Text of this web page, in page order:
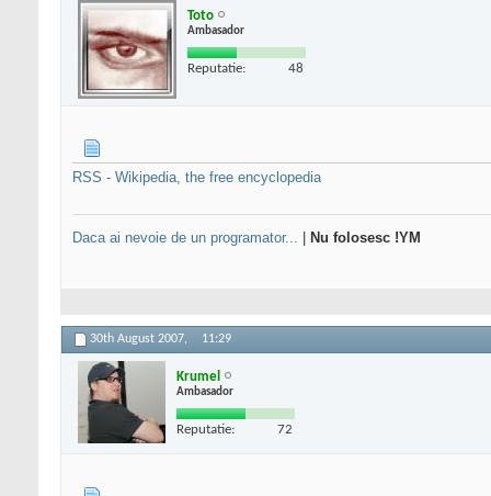
Toto
Ambasador
Reputatie: 48
RSS - Wikipedia, the free encyclopedia
Daca ai nevoie de un programator... Nu folosesc !YM
30th August 2007, 11:29
Krumel
Ambasador
Reputatie: 72